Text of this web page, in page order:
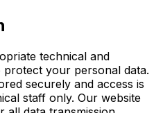
technical and
your personal data.
securely and access is
staff only. Our website